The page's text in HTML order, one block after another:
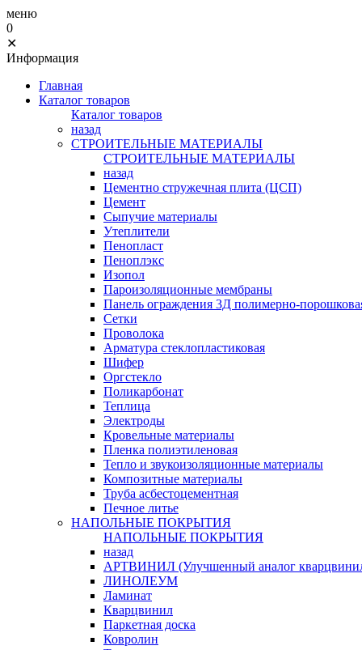
меню
0
✕
Информация
Главная
Каталог товаров
Каталог товаров
назад
СТРОИТЕЛЬНЫЕ МАТЕРИАЛЫ
СТРОИТЕЛЬНЫЕ МАТЕРИАЛЫ
назад
Цементно стружечная плита (ЦСП)
Цемент
Сыпучие материалы
Утеплители
Пенопласт
Пеноплэкс
Изопол
Пароизоляционные мембраны
Панель ограждения 3Д полимерно-
Сетки
Проволока
Арматура стеклопластиковая
Шифер
Оргстекло
Поликарбонат
Теплица
Электроды
Кровельные материалы
Пленка полиэтиленовая
Тепло и звукоизоляционные материалы
Композитные материалы
Труба асбестоцементная
Печное литье
НАПОЛЬНЫЕ ПОКРЫТИЯ
НАПОЛЬНЫЕ ПОКРЫТИЯ
назад
АРТВИНИЛ (Улучшенный аналог
ЛИНОЛЕУМ
Ламинат
Кварцвинил
Паркетная доска
Ковролин